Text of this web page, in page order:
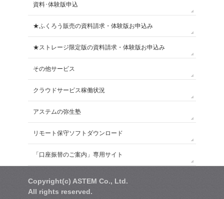
資料･体験版申込
★ふくろう販売の資料請求・体験版お申込み
★ストレージ限定版の資料請求・体験版お申込み
その他サービス
クラウドサービス稼働状況
アステムの弥生塾
リモート保守ソフトダウンロード
「口座振替のご案内」専用サイト
Copyright(c) ASTEM Co., Ltd.
All rights reserved.